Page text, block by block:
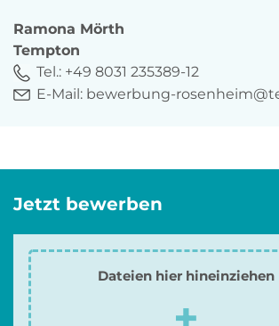
Ramona Mörth
Tempton
Tel.: +49 8031 235389-12
E-Mail: bewerbung-
Jetzt bewerben
Dateien hier hineinziehen